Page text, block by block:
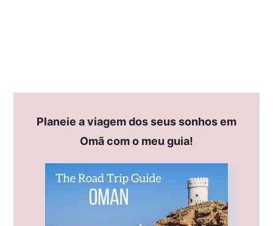
Planeie a viagem dos seus sonhos em
Omã com o meu guia!